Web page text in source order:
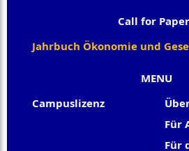
MENU
Campuslizenz
Für
Für
Call for
Jahrbuch Ökonomie und